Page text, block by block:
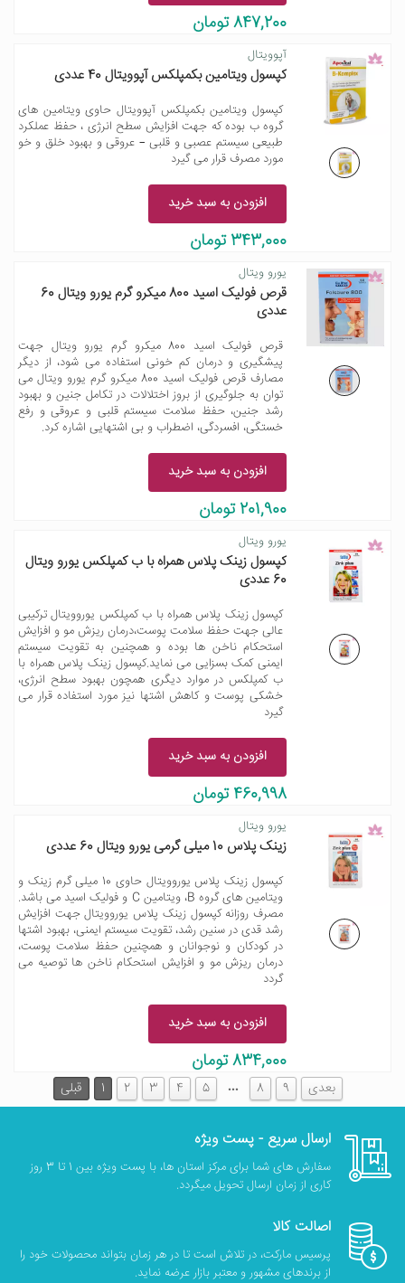
847,200 تومان
آپوویتال
کپسول ویتامین بکمپلکس آپوویتال 40 عددی
کپسول ویتامین بکمپلکس آپوویتال حاوی ویتامین های
گروه ب بوده که جهت افزایش سطح انرژی ، حفظ عملکرد
طبیعی سیستم عصبی و قلبی – عروقی و بهبود خلق و خو
مورد مصرف قرار می گیرد
افزودن به سبد خرید
343,000 تومان
یورو ویتال
قرص فولیک اسید 800 میکرو گرم یورو ویتال 60
عددی
قرص فولیک اسید 800 میکرو گرم یورو ویتال جهت
پیشگیری و درمان کم خونی استفاده می شود، از دیگر
مصارف قرص فولیک اسید 800 میکرو گرم یورو ویتال می
توان به جلوگیری از بروز اختلالات در تکامل جنین و بهبود
رشد جنین، حفظ سلامت سیستم قلبی و عروقی و رفع
خستگی، افسردگی، اضطراب و بی اشتهایی اشاره کرد.
افزودن به سبد خرید
201,900 تومان
یورو ویتال
کپسول زینک پلاس همراه با ب کمپلکس یورو ویتال
60 عددی
کپسول زینک پلاس همراه با ب کمپلکس یوروویتال ترکیبی
عالی جهت حفظ سلامت پوست،درمان ریزش مو و افزایش
استحکام ناخن ها بوده و همچنین به تقویت سیستم
ایمنی کمک بسزایی می نماید.کپسول زینک پلاس همراه با
ب کمپلکس در موارد دیگری همچون بهبود سطح انرژی،
خشکی پوست و کاهش اشتها نیز مورد استفاده قرار می
گیرد
افزودن به سبد خرید
460,998 تومان
یورو ویتال
زینک پلاس 10 میلی گرمی یورو ویتال 60 عددی
کپسول زینک پلاس یوروویتال حاوی 10 میلی گرم زینک و
ویتامین های گروه B، ویتامین C و فولیک اسید می باشد.
مصرف روزانه کپسول زینک پلاس یوروویتال جهت افزایش
رشد قدی در سنین رشد، تقویت سیستم ایمنی، بهبود اشتها
در کودکان و نوجوانان و همچنین حفظ سلامت پوست،
درمان ریزش مو و افزایش استحکام ناخن ها توصیه می
گردد
افزودن به سبد خرید
834,000 تومان
قبلی 1 2 3 4 5 … 8 9 بعدی
ارسال سریع - پست ویژه
سفارش های شما برای مرکز استان ها، با پست ویژه بین 1 تا 3 روز
کاری از زمان ارسال تحویل میگردد.
اصالت کالا
پرسیس مارکت، در تلاش است تا در هر زمان بتواند محصولات خود را
از برندهای مشهور و معتبر بازار عرضه نماید.